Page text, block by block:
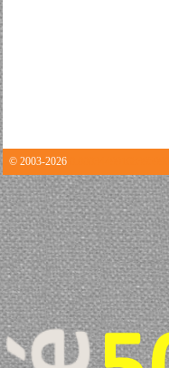
© 2003-2026